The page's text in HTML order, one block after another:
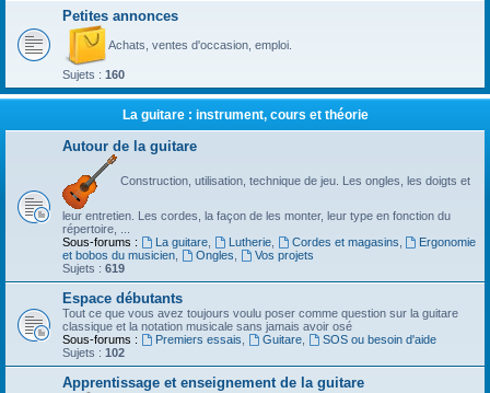
Petites annonces
Achats, ventes d'occasion, emploi.
Sujets : 160
La guitare : instrument, cours et théorie
Autour de la guitare
Construction, utilisation, technique de jeu. Les ongles, les doigts et
leur entretien. Les cordes, la façon de les monter, leur type en fonction du
répertoire, ...
Sous-forums :
La guitare, Lutherie, Cordes et magasins
Ergonomie
et bobos du musicien
Ongles
Vos projets
Sujets : 619
Espace débutants
Tout ce que vous avez toujours voulu poser comme question sur la guitare
classique et la notation musicale sans jamais avoir osé
Sous-forums :
Premiers essais Guitare,
SOS ou besoin d'aide
Sujets : 102
Apprentissage et enseignement de la guitare